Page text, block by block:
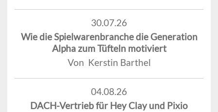
30.07.26
Wie die Spielwarenbranche die Generation
Alpha zum Tüfteln motiviert
Von Kerstin Barthel
04.08.26
DACH-Vertrieb für Hey Clay und Pixio